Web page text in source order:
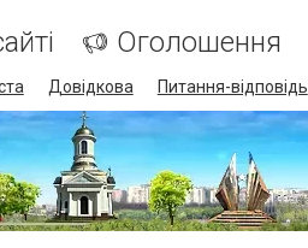
Оголошення
Довідкова Питання-відповідь